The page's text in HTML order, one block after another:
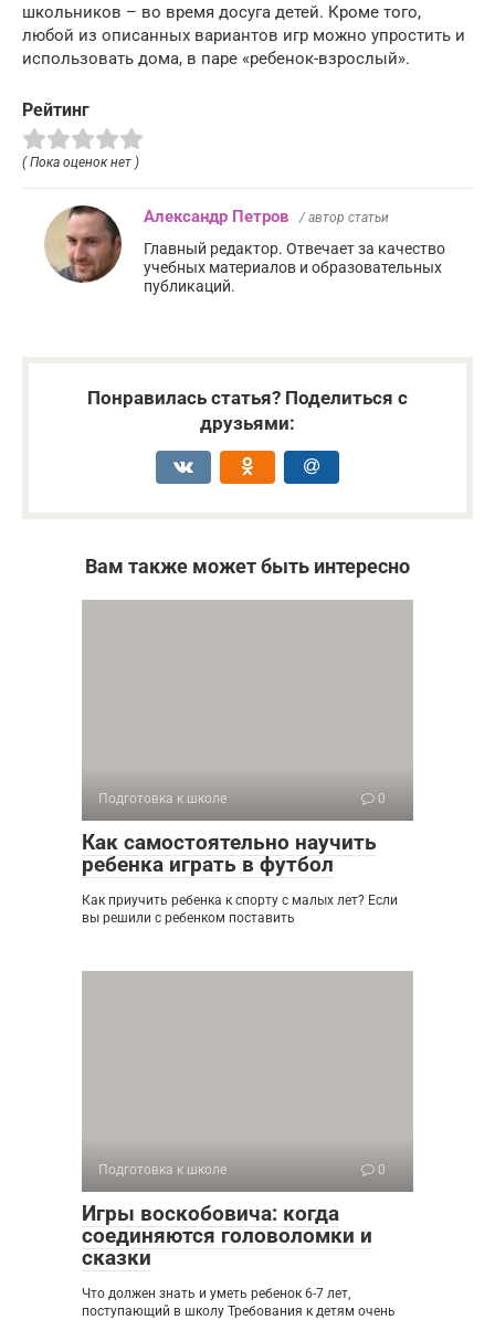
школьников – во время досуга детей. Кроме того,
любой из описанных вариантов игр можно упростить и
использовать дома, в паре «ребенок-взрослый».
Рейтинг
( Пока оценок нет )
Александр Петров / автор статьи
Главный редактор. Отвечает за качество
учебных материалов и образовательных
публикаций.
Понравилась статья? Поделиться с
друзьями:
Вам также может быть интересно
Подготовка к школе 0
Как самостоятельно научить
ребенка играть в футбол
Как приучить ребенка к спорту с малых лет? Если
вы решили с ребенком поставить
Подготовка к школе 0
Игры воскобовича: когда
соединяются головоломки и
сказки
Что должен знать и уметь ребенок 6-7 лет,
поступающий в школу Требования к детям очень